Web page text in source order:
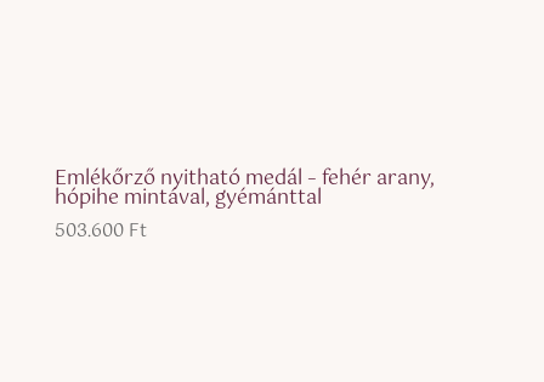
Emlékőrző nyitható medál – fehér arany,
hópihe mintával, gyémánttal
503.600 Ft